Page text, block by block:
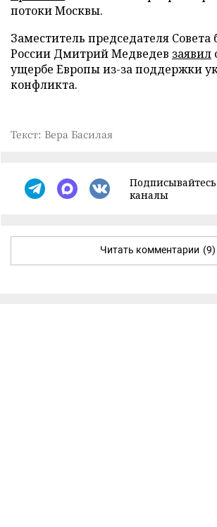
потоки Москвы.
Заместитель председателя Совета
России Дмитрий Медведев заявил
ущербе Европы из-за поддержки
конфликта.
Текст: Вера Басилая
каналы
Читать комментарии (9)